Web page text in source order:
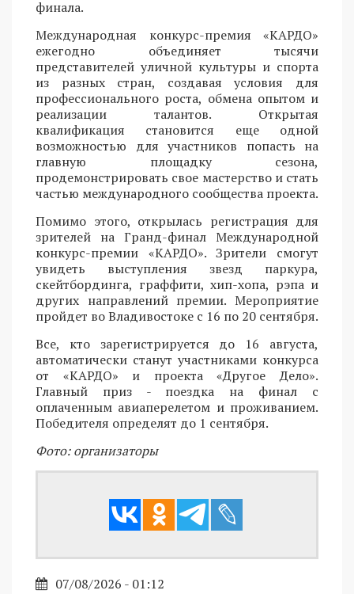
финала.
Международная конкурс-премия «КАРДО»
ежегодно объединяет тысячи
представителей уличной культуры и спорта
из разных стран, создавая условия для
профессионального роста, обмена опытом и
реализации талантов. Открытая
квалификация становится еще одной
возможностью для участников попасть на
главную площадку сезона,
продемонстрировать свое мастерство и стать
частью международного сообщества проекта.
Помимо этого, открылась регистрация для
зрителей на Гранд-финал Международной
конкурс-премии «КАРДО». Зрители смогут
увидеть выступления звезд паркура,
скейтбординга, граффити, хип-хопа, рэпа и
других направлений премии. Мероприятие
пройдет во Владивостоке с 16 по 20 сентября.
Все, кто зарегистрируется до 16 августа,
автоматически станут участниками конкурса
от «КАРДО» и проекта «Другое Дело».
Главный приз - поездка на финал с
оплаченным авиаперелетом и проживанием.
Победителя определят до 1 сентября.
Фото: организаторы
07/08/2026 - 01:12